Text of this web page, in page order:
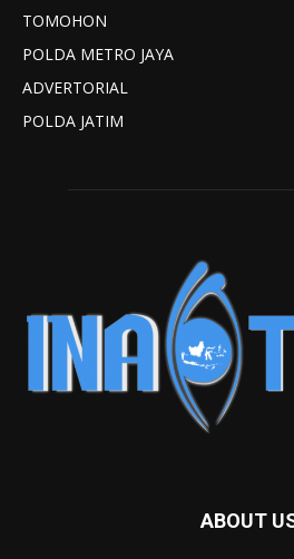
TOMOHON
POLDA METRO JAYA
ADVERTORIAL
POLDA JATIM
ABOUT